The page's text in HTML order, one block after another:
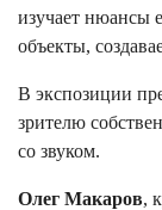
изучает нюансы
объекты,
В экспозиции
зрителю
со звуком.
Олег Макаров,